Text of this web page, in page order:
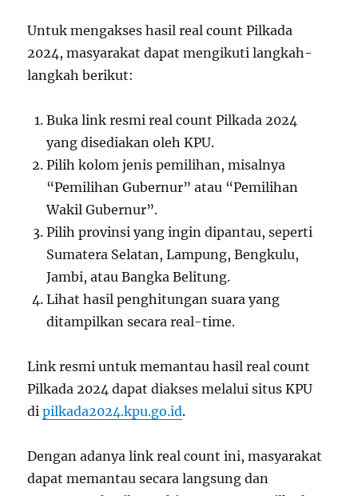
Untuk mengakses hasil real count Pilkada
2024, masyarakat dapat mengikuti langkah-
langkah berikut:
Buka link resmi real count Pilkada 2024
yang disediakan oleh KPU.
Pilih kolom jenis pemilihan, misalnya
“Pemilihan Gubernur” atau “Pemilihan
Wakil Gubernur”.
Pilih provinsi yang ingin dipantau, seperti
Sumatera Selatan, Lampung, Bengkulu,
Jambi, atau Bangka Belitung.
Lihat hasil penghitungan suara yang
ditampilkan secara real-time.
Link resmi untuk memantau hasil real count
Pilkada 2024 dapat diakses melalui situs KPU
dipilkada2024.kpu.go.id.
Dengan adanya link real count ini, masyarakat
dapat memantau secara langsung dan